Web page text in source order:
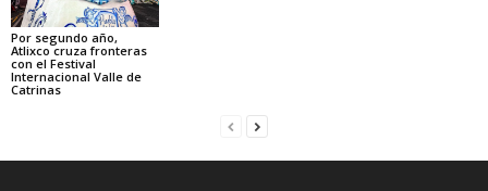
Por segundo año,
Atlixco cruza fronteras
con el Festival
Internacional Valle de
Catrinas